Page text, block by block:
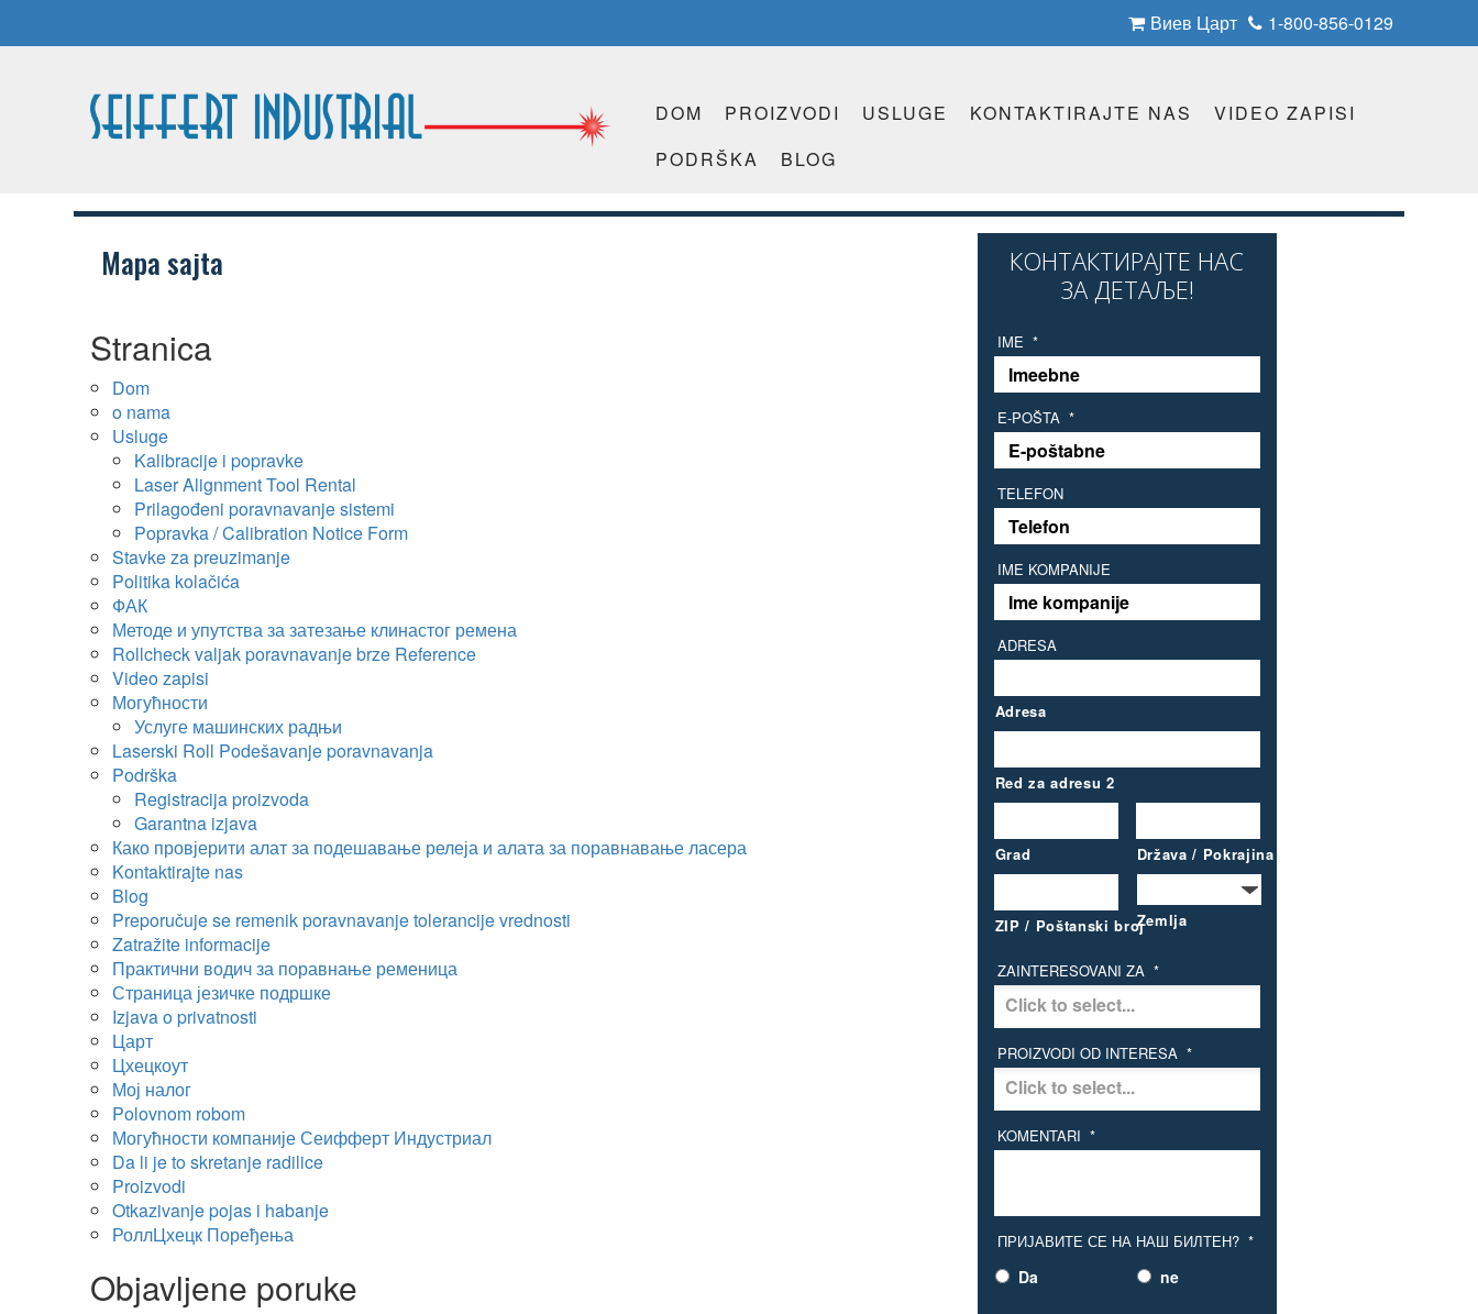
1-800-856-0129
Виев Царт
DOM PROIZVODI USLUGE KONTAKTIRAJTE NAS
VIDEO ZAPISI
PODRŠKA
BLOG
Mapa sajta
Stranica
Dom
o nama
Usluge
Kalibracije i popravke
Laser Alignment Tool Rental
Prilagođeni poravnavanje sistemi
Popravka /Calibration Notice Form
Stavke za preuzimanje
Politika kolačića
ФАК
Методе и упутства за затезање клинастог ремена
Rollcheck valjak poravnavanje brze Reference
Video zapisi
Могућности
Услуге машинских радњи
Laserski Roll Podešavanje poravnavanja
Podrška
Registracija proizvoda
Garantna izjava
Како провјерити алат за подешавање релеја и алата за поравнавање ласера
Kontaktirajte nas
Blog
Preporučuje se remenik poravnavanje tolerancije vrednosti
Zatražite informacije
Практични водич за поравнање ременица
Страница језичке подршке
Izjava o privatnosti
Царт
Цхецкоут
Мој налог
Polovnom robom
Могућности компаније Сеифферт Индустриал
Da li je to skretanje radilice
Proizvodi
Otkazivanje pojas i habanje
РоллЦхецк Поређења
Objavljene poruke
КОНТАКТИРАЈТЕ НАС
ЗА ДЕТАЉЕ!
IME *
E-POŠTA *
TELEFON
IME KOMPANIJE
ADRESA
Adresa
Red za adresu 2
Grad Država / Pokrajina / Regiona
ZIP / Poštanski brojZemlja
ZAINTERESOVANI ZA *
PROIZVODI OD INTERESA *
KOMENTARI *
ПРИЈАВИТЕ СЕ НА НАШ БИЛТЕН? *
Da ne